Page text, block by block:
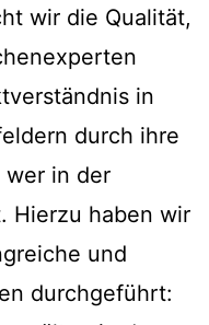
wir die Qualität,
in
durch ihre
wer in der
Hierzu haben wir
und
durchgeführt: